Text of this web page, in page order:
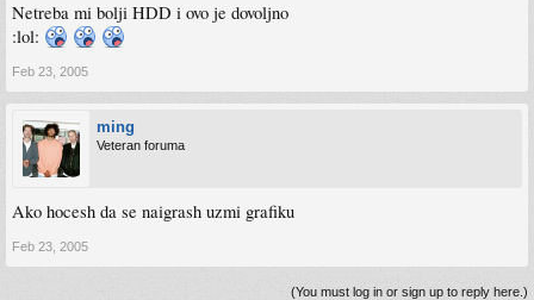
Netreba mi bolji HDD i ovo je dovoljno
:lol:
Feb 23, 2005
ming
Veteran foruma
Ako hocesh da se naigrash uzmi grafiku
Feb 23, 2005
(You must log in or sign up to reply here.)